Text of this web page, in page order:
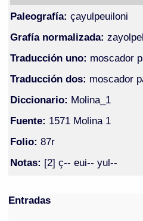
Paleografía: çayulpeuiloni
Grafía normalizada:
Traducción uno: moscador
Traducción dos: moscador
Diccionario: Molina_1
Fuente: 1571 Molina 1
Folio: 87r
Notas: [2] ç-- eui-- yul--
Entradas